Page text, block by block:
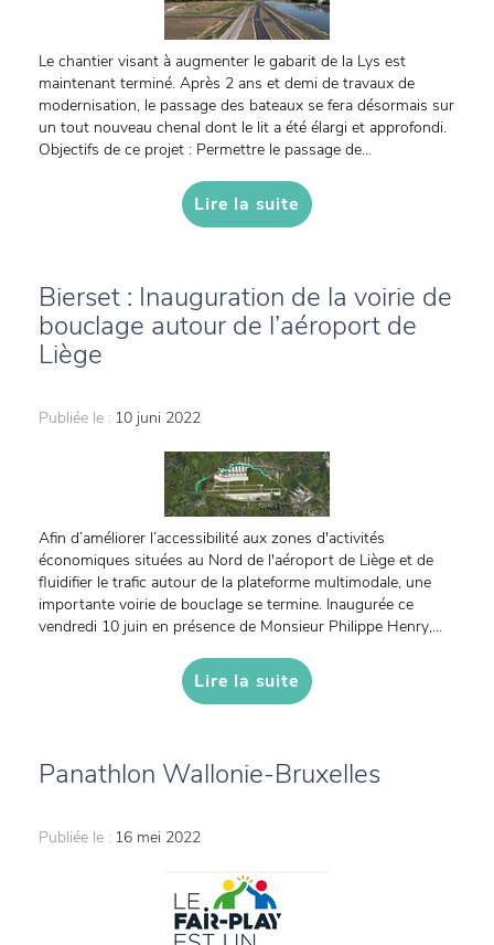
Le chantier visant à augmenter le gabarit de la Lys est
maintenant terminé. Après 2 ans et demi de travaux de
modernisation, le passage des bateaux se fera désormais sur
un tout nouveau chenal dont le lit a été élargi et approfondi.
Objectifs de ce projet : Permettre le passage de...
Lire la suite
Bierset : Inauguration de la voirie de
bouclage autour de l’aéroport de
Liège
Publiée le : 10 juni 2022
Afin d’améliorer l’accessibilité aux zones d'activités
économiques situées au Nord de l'aéroport de Liège et de
fluidifier le trafic autour de la plateforme multimodale, une
importante voirie de bouclage se termine. Inaugurée ce
vendredi 10 juin en présence de Monsieur Philippe Henry,...
Lire la suite
Panathlon Wallonie-Bruxelles
Publiée le : 16 mei 2022